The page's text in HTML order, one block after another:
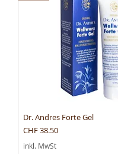
Dr. Andres Forte Gel
Preis
CHF 38.50
inkl. MwSt